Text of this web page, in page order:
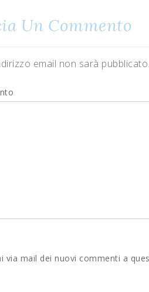
Un Commento
email non sarà pubblicato.
via mail dei nuovi commenti a